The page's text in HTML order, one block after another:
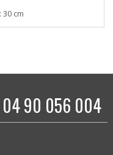
cm
90 056 004